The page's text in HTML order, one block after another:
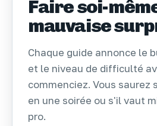
Faire soi-
mauvaise
Chaque guide annonce le
et le niveau de difficulté
commenciez. Vous saurez
en une soirée ou s'il vaut
pro.